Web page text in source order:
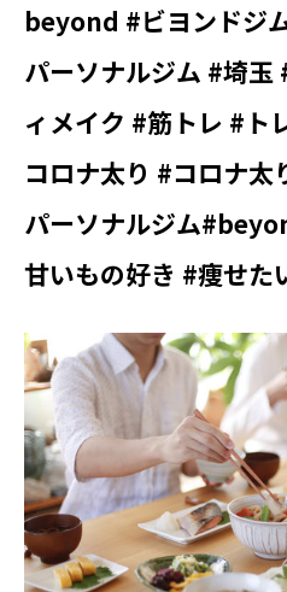
beyond #ビヨンドジ
パーソナルジム #埼玉
ィメイク #筋トレ #ト
コロナ太り #コロナ太
パーソナルジム
甘いもの好き #痩せた